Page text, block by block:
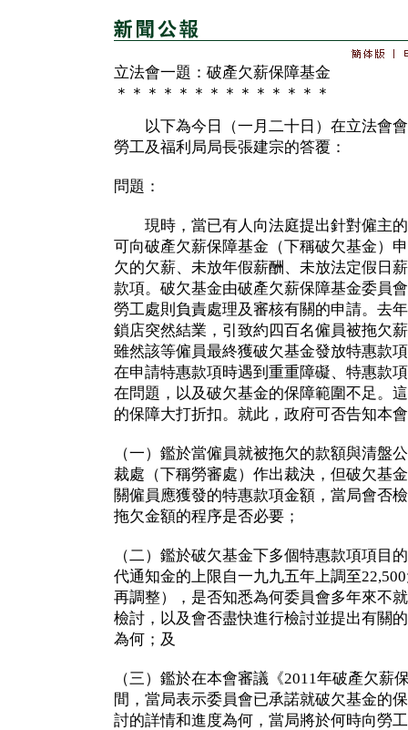
立法會一題：破產欠薪保障基金
＊＊＊＊＊＊＊＊＊＊＊＊＊＊
以下為今日（一月二十日）在立法會會
勞工及福利局局長張建宗的答覆：
問題：
現時，當已有人向法庭提出針對僱主的
可向破產欠薪保障基金（下稱破欠基金）
欠的欠薪、未放年假薪酬、未放法定假日
款項。破欠基金由破產欠薪保障基金委員
勞工處則負責處理及審核有關的申請。去
鎖店突然結業，引致約四百名僱員被拖欠
雖然該等僱員最終獲破欠基金發放特惠款
在申請特惠款項時遇到重重障礙、特惠款
在問題，以及破欠基金的保障範圍不足。
的保障大打折扣。就此，政府可否告知本
（一）鑑於當僱員就被拖欠的款額與清盤
裁處（下稱勞審處）作出裁決，但破欠基
關僱員應獲發的特惠款項金額，當局會否
拖欠金額的程序是否必要；
（二）鑑於破欠基金下多個特惠款項項目
代通知金的上限自一九九五年上調至
再調整），是否知悉為何委員會多年來不
檢討，以及會否盡快進行檢討並提出有關
為何；及
（三）鑑於在本會審議《2011年破產欠薪
間，當局表示委員會已承諾就破欠基金的
討的詳情和進度為何，當局將於何時向勞